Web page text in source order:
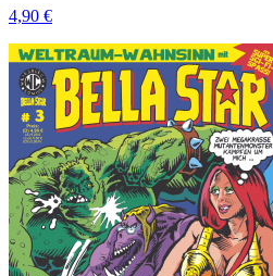
4,90 €